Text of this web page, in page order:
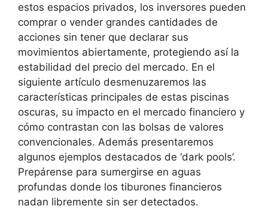
estos espacios privados, los inversores pueden
comprar o vender grandes cantidades de
acciones sin tener que declarar sus
movimientos abiertamente, protegiendo así la
estabilidad del precio del mercado. En el
siguiente artículo desmenuzaremos las
características principales de estas piscinas
oscuras, su impacto en el mercado financiero y
cómo contrastan con las bolsas de valores
convencionales. Además presentaremos
algunos ejemplos destacados de ‘dark pools’.
Prepárense para sumergirse en aguas
profundas donde los tiburones financieros
nadan libremente sin ser detectados.